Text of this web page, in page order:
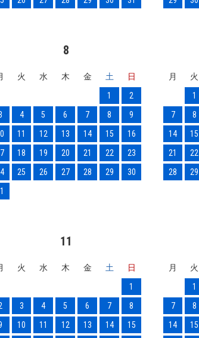
8
火 水 木 金 土
日
1
2
4 5 6 7 8
9
11 12 13 14 15
16
18 19 20 21 22
23
25 26 27 28 29
30
月 火
1
7
8
14
15
21
22
28
29
11
火 水 木 金 土
日
1
3 4 5 6 7
8
10 11 12 13 14 15
月 火
1
7
8
14
15